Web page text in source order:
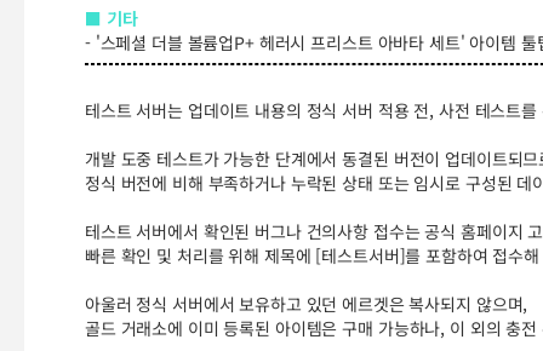
■ 기타
- '스페셜 더블 볼륨업P+ 헤러시 프리스트 아바타 세트' 아이템
테스트 서버는 업데이트 내용의 정식 서버 적용 전, 사전 테스트
개발 도중 테스트가 가능한 단계에서 동결된 버전이 업데이트되므
정식 버전에 비해 부족하거나 누락된 상태 또는 임시로 구성된
테스트 서버에서 확인된 버그나 건의사항 접수는 공식 홈페이지
빠른 확인 및 처리를 위해 제목에 [테스트서버]를 포함하여 접수
아울러 정식 서버에서 보유하고 있던 에르겟은 복사되지 않으며,
골드 거래소에 이미 등록된 아이템은 구매 가능하나, 이 외의 충